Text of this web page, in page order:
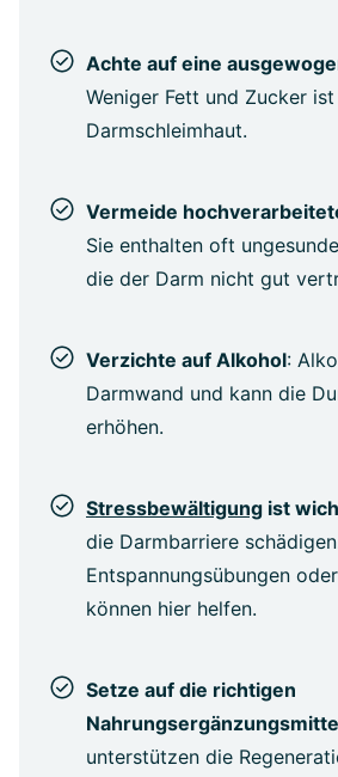
Achte auf eine
Weniger Fett und Zucker
Darmschleimhaut.
Vermeide
Sie enthalten oft
die der Darm nicht gut
Verzichte auf Alkohol:
Darmwand und kann die
erhöhen.
Stressbewältigung ist
die Darmbarriere
Entspannungsübungen
können hier helfen.
Setze auf die richtigen
unterstützen die